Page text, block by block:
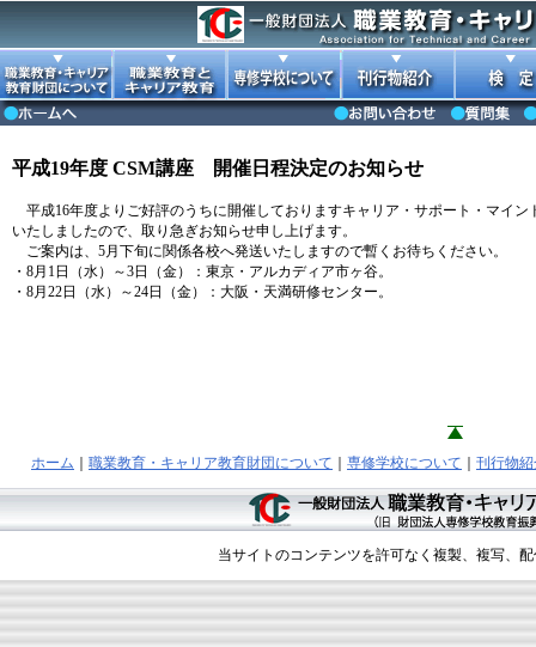
平成19年度 CSM講座 開催日程決定のお知らせ
平成16年度よりご好評のうちに開催しておりますキャリア・サポート・マイ
いたしましたので、取り急ぎお知らせ申し上げます。
ご案内は、5月下旬に関係各校へ発送いたしますので暫くお待ちください。
・8月1日（水）～3日（金）：東京・アルカディア市ヶ谷。
・8月22日（水）～24日（金）：大阪・天満研修センター。
ホーム 職業教育・キャリア教育財団について 専修学校について 刊行物
当サイトのコンテンツを許可なく複製、複写、